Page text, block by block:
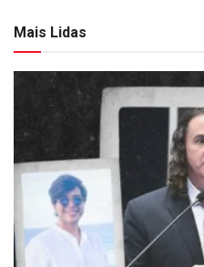
Mais Lidas